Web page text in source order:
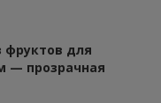
фруктов для
— прозрачная